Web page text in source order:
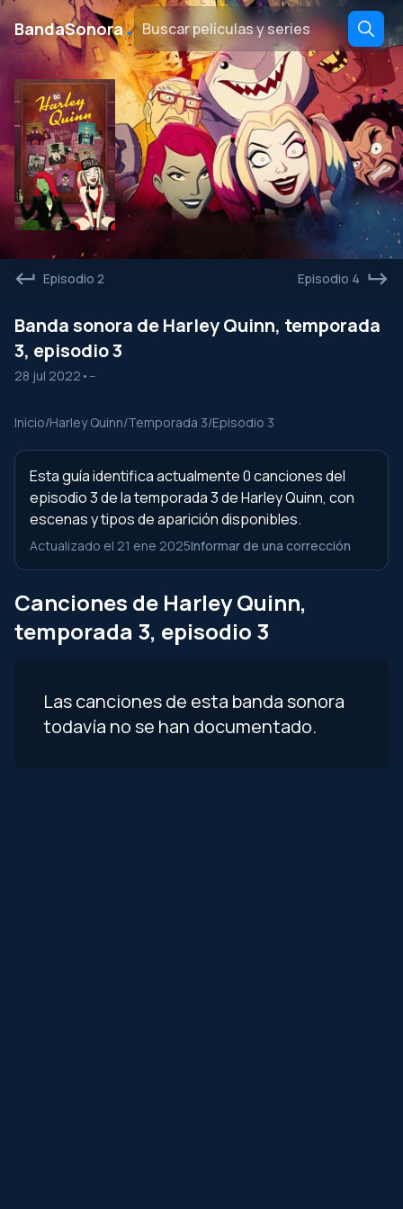
BandaSonora․
Episodio 2 Episodio 4
Banda sonora de Harley Quinn, temporada
3, episodio 3
28 jul 2022 • --
Inicio/Harley Quinn/Temporada 3/Episodio 3
Esta guía identifica actualmente 0 canciones del
episodio 3 de la temporada 3 de Harley Quinn, con
escenas y tipos de aparición disponibles.
Actualizado el 21 ene 2025Informar de una corrección
Canciones de Harley Quinn,
temporada 3, episodio 3
Las canciones de esta banda sonora
todavía no se han documentado.